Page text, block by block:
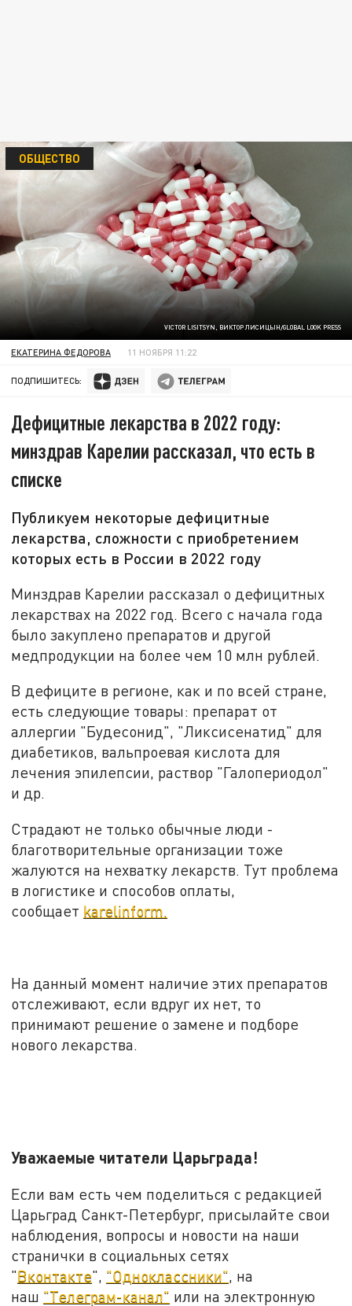
VICTOR LISITSYN, ВИКТОР ЛИСИЦЫН/GLOBAL LOOK PRESS
ОБЩЕСТВО
ЕКАТЕРИНА ФЕДОРОВА 11 НОЯБРЯ 11:22
ПОДПИШИТЕСЬ:
Дефицитные лекарства в 2022 году:
минздрав Карелии рассказал, что есть в
списке
Публикуем некоторые дефицитные
лекарства, сложности с приобретением
которых есть в России в 2022 году
Минздрав Карелии рассказал о дефицитных
лекарствах на 2022 год. Всего с начала года
было закуплено препаратов и другой
медпродукции на более чем 10 млн рублей.
В дефиците в регионе, как и по всей стране,
есть следующие товары: препарат от
аллергии "Будесонид", "Ликсисенатид" для
диабетиков, вальпроевая кислота для
лечения эпилепсии, раствор "Галопериодол"
и др.
Страдают не только обычные люди -
благотворительные организации тоже
жалуются на нехватку лекарств. Тут проблема
в логистике и способов оплаты,
сообщает karelinform.
На данный момент наличие этих препаратов
отслеживают, если вдруг их нет, то
принимают решение о замене и подборе
нового лекарства.
Уважаемые читатели Царьграда!
Если вам есть чем поделиться с редакцией
Царьград Санкт-Петербург, присылайте свои
наблюдения, вопросы и новости на наши
странички в социальных сетях
"Вконтакте", "Одноклассники" , на
наш "Телеграм-канал" или на электронную